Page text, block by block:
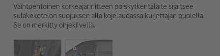
Vaihtoehtoinen korkeajännitteen poiskytkentälaite sijaitsee
sulakekotelon suojuksen alla kojelaudassa kuljettajan puolella.
Se on merkitty ohjekilvellä.